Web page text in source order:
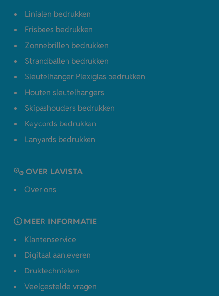
Linialen bedrukken
Frisbees bedrukken
Zonnebrillen bedrukken
Strandballen bedrukken
Sleutelhanger Plexiglas bedrukken
Houten sleutelhangers
Skipashouders bedrukken
Keycords bedrukken
Lanyards bedrukken
OVER LAVISTA
Over ons
MEER INFORMATIE
Klantenservice
Digitaal aanleveren
Druktechnieken
Veelgestelde vragen